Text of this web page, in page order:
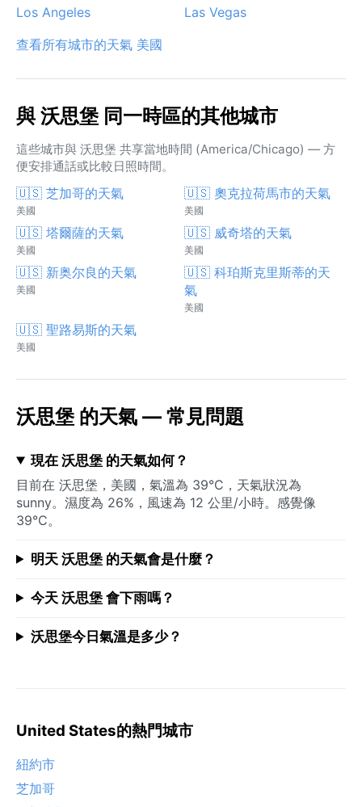
Los Angeles
Las Vegas
查看所有城市的天氣 美國
與 沃思堡 同一時區的其他城市
這些城市與 沃思堡 共享當地時間 (America/Chicago) — 方
便安排通話或比較日照時間。
🇺🇸 芝加哥的天氣
美國
🇺🇸 奧克拉荷馬市的天氣
美國
🇺🇸 塔爾薩的天氣
美國
🇺🇸 威奇塔的天氣
美國
🇺🇸 新奥尔良的天氣
美國
🇺🇸 科珀斯克里斯蒂的天
氣
美國
🇺🇸 聖路易斯的天氣
美國
沃思堡 的天氣 — 常見問題
現在 沃思堡 的天氣如何？
目前在 沃思堡，美國，氣溫為 39°C，天氣狀況為
sunny。濕度為 26%，風速為 12 公里/小時。感覺像
39°C。
明天 沃思堡 的天氣會是什麼？
今天 沃思堡 會下雨嗎？
沃思堡今日氣溫是多少？
United States的熱門城市
紐約市
芝加哥